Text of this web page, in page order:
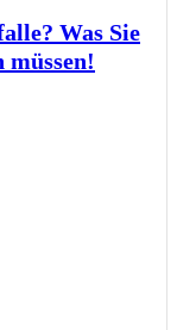
Was Sie
müssen!